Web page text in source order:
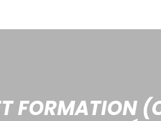
FORMATION